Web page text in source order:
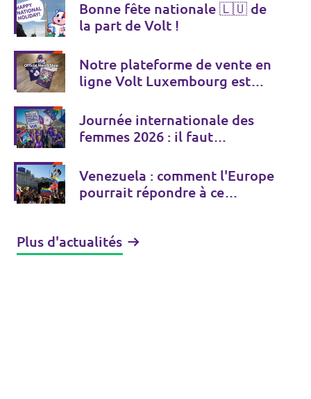
Bonne fête nationale 🇱🇺 de
la part de Volt !
Notre plateforme de vente en
ligne Volt Luxembourg est
Journée internationale des
femmes 2026 : il faut
des femmes
Venezuela : comment l'Europe
pourrait répondre à ce
Plus d'actualités